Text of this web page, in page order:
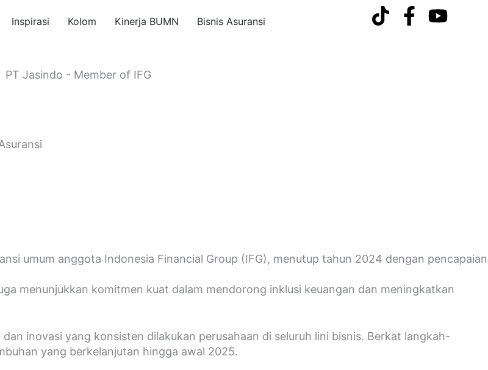
Inspirasi Kolom Kinerja BUMN Bisnis Asuransi
PT Jasindo - Member of IFG
umum anggota Indonesia Financial Group (IFG), menutup tahun 2024 dengan pencapaian
menunjukkan komitmen kuat dalam mendorong inklusi keuangan dan meningkatkan
inovasi yang konsisten dilakukan perusahaan di seluruh lini bisnis. Berkat langkah-
yang berkelanjutan hingga awal 2025.